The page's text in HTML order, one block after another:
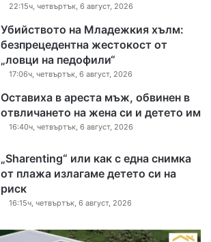
22:15ч, четвъртък, 6 август, 2026
Убийството на Младежкия хълм:
безпрецедентна жестокост от
„ловци на педофили“
17:06ч, четвъртък, 6 август, 2026
Оставиха в ареста мъж, обвинен в
отвличането на жена си и детето им
16:40ч, четвъртък, 6 август, 2026
„Sharenting“ или как с една снимка
от плажа излагаме детето си на
риск
16:15ч, четвъртък, 6 август, 2026